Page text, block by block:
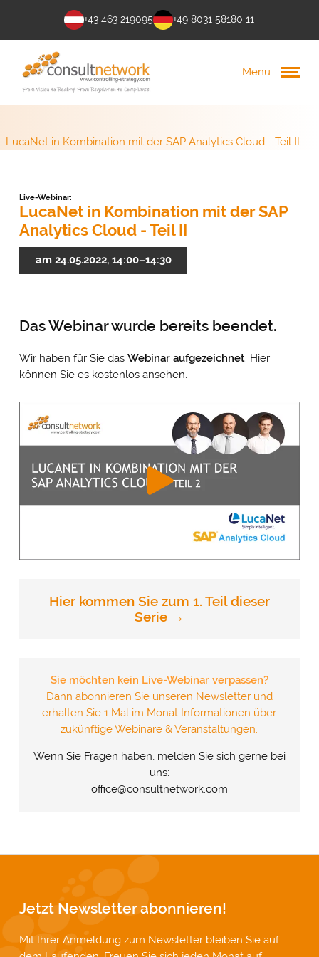
+43 463 219095 +49 8031 58180 11
Menü
LucaNet in Kombination mit der SAP Analytics Cloud - Teil II
Live-Webinar:
LucaNet in Kombination mit der SAP
Analytics Cloud - Teil II
am 24.05.2022, 14:00–14:30
Das Webinar wurde bereits beendet.
Wir haben für Sie das Webinar aufgezeichnet. Hier
können Sie es kostenlos ansehen.
Hier kommen Sie zum 1. Teil dieser
Serie →
Sie möchten kein Live-Webinar verpassen?
Dann abonnieren Sie unseren Newsletter und
erhalten Sie 1 Mal im Monat Informationen über
zukünftige Webinare & Veranstaltungen.
Wenn Sie Fragen haben, melden Sie sich gerne bei
uns:
office@consultnetwork.com
Jetzt Newsletter abonnieren!
Mit Ihrer Anmeldung zum Newsletter bleiben Sie auf